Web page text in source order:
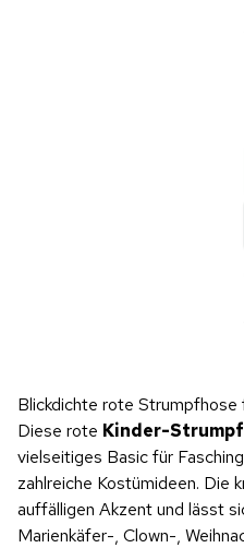
Blickdichte rote
Diese rote Kinder-
vielseitiges Basic für
zahlreiche Kostümideen. Die
auffälligen Akzent und lässt
Marienkäfer-, Clown-,